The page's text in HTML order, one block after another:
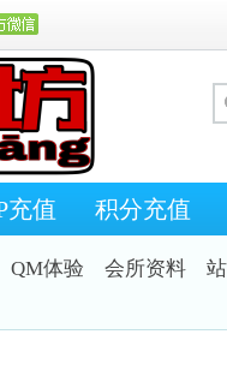
充值 积分充值
QM体验 会所资料